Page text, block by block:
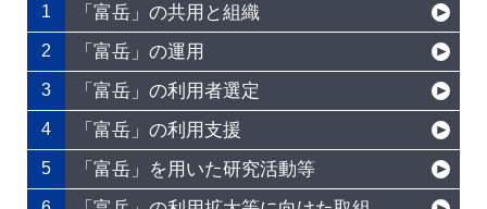
1 「富岳」の共用と組織
2 「富岳」の運用
3 「富岳」の利用者選定
4 「富岳」の利用支援
5 「富岳」を用いた研究活動等